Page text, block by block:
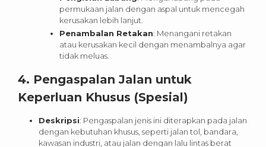
permukaan jalan dengan aspal untuk mencegah
kerusakan lebih lanjut.
Penambalan Retakan: Menangani retakan
atau kerusakan kecil dengan menambalnya agar
tidak meluas.
4. Pengaspalan Jalan untuk
Keperluan Khusus (Spesial)
Deskripsi: Pengaspalan jenis ini diterapkan pada jalan
dengan kebutuhan khusus, seperti jalan tol, bandara,
kawasan industri, atau jalan dengan lalu lintas berat